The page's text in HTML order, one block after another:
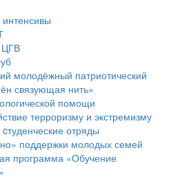
ЦГВ
молодёжный патриотический
связующая нить»
помощи
терроризму и экстремизму
отряды
поддержки молодых семей
программа «Обучение